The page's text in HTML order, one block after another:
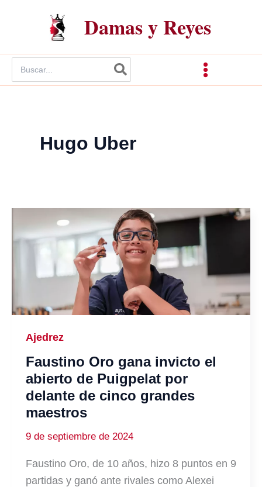
Damas y Reyes
por:
Hugo Uber
Ajedrez
Faustino Oro gana invicto el
abierto de Puigpelat por
delante de cinco grandes
maestros
9 de septiembre de 2024
Faustino Oro, de 10 años, hizo 8 puntos en 9
partidas y ganó ante rivales como Alexei